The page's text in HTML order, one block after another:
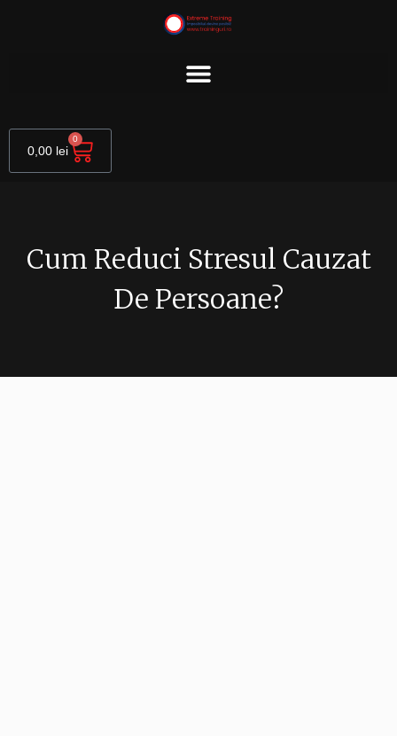
0,00 lei
0
Cart
Cum Reduci Stresul Cauzat
De Persoane?